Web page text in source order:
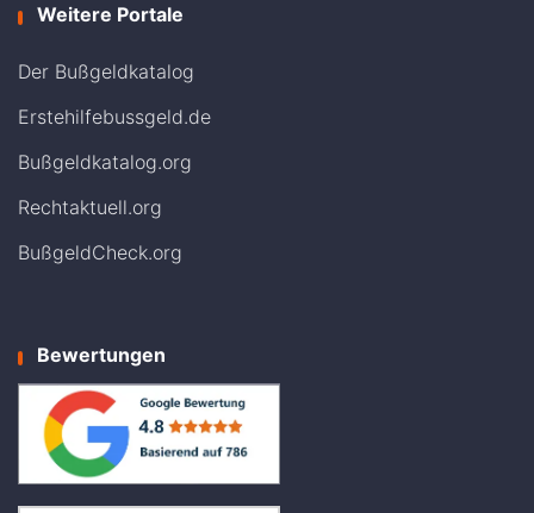
Weitere Portale
Der Bußgeldkatalog
Erstehilfebussgeld.de
Bußgeldkatalog.org
Rechtaktuell.org
BußgeldCheck.org
Bewertungen